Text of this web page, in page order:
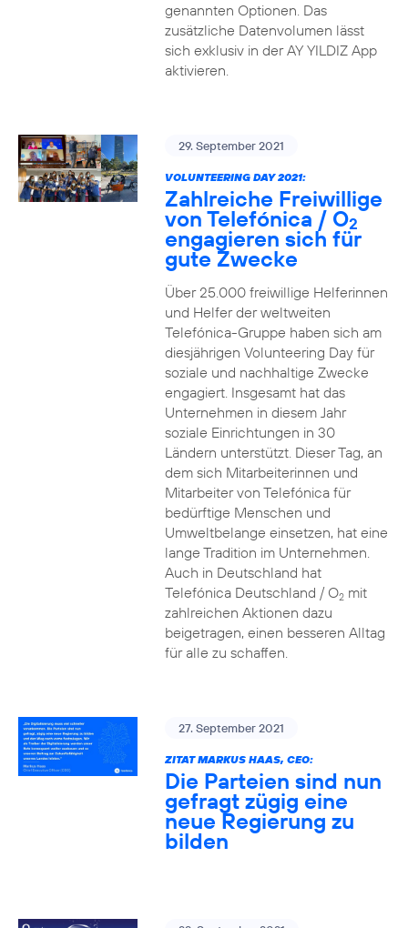
genannten Optionen. Das
zusätzliche Datenvolumen lässt
sich exklusiv in der AY YILDIZ App
aktivieren.
29. September 2021
VOLUNTEERING DAY 2021:
Zahlreiche Freiwillige
von Telefónica / O2
engagieren sich für
gute Zwecke
Über 25.000 freiwillige Helferinnen
und Helfer der weltweiten
Telefónica-Gruppe haben sich am
diesjährigen Volunteering Day für
soziale und nachhaltige Zwecke
engagiert. Insgesamt hat das
Unternehmen in diesem Jahr
soziale Einrichtungen in 30
Ländern unterstützt. Dieser Tag, an
dem sich Mitarbeiterinnen und
Mitarbeiter von Telefónica für
bedürftige Menschen und
Umweltbelange einsetzen, hat eine
lange Tradition im Unternehmen.
Auch in Deutschland hat
Telefónica Deutschland / O2mit
zahlreichen Aktionen dazu
beigetragen, einen besseren Alltag
für alle zu schaffen.
27. September 2021
ZITAT MARKUS HAAS, CEO:
Die Parteien sind nun
gefragt zügig eine
neue Regierung zu
bilden